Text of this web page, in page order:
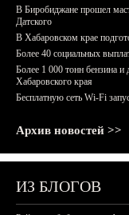
В Биробиджане прошел
Датского
В Хабаровском крае
Более 40 социальных
Более 1 000 тонн бензина и
Хабаровского края
Бесплатную сеть Wi-Fi
Архив новостей >>
ИЗ БЛОГОВ